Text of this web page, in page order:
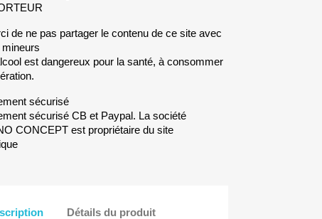
de ne pas partager le contenu de ce site avec
est dangereux pour la santé, à consommer
sécurisé
sécurisé CB et Paypal. La société
CONCEPT est propriétaire du site
Détails du produit